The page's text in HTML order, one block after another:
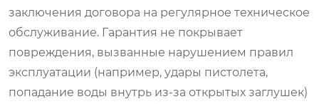
заключения договора на регулярное техническое
обслуживание. Гарантия не покрывает
повреждения, вызванные нарушением правил
эксплуатации (например, удары пистолета,
попадание воды внутрь из-за открытых заглушек)